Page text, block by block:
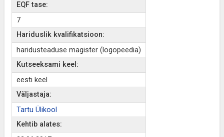
EQF tase:
7
Hariduslik kvalifikatsioon:
haridusteaduse magister (logopeedia)
Kutseeksami keel:
eesti keel
Väljastaja:
Tartu Ülikool
Kehtib alates: